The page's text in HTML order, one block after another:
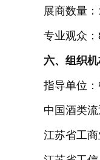
展商数量
专业观众
六、组织
指导单位
中国酒类
江苏省工